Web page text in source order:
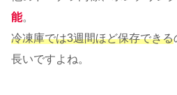
能。
冷凍庫では3週間ほど保存できる
長いですよね。